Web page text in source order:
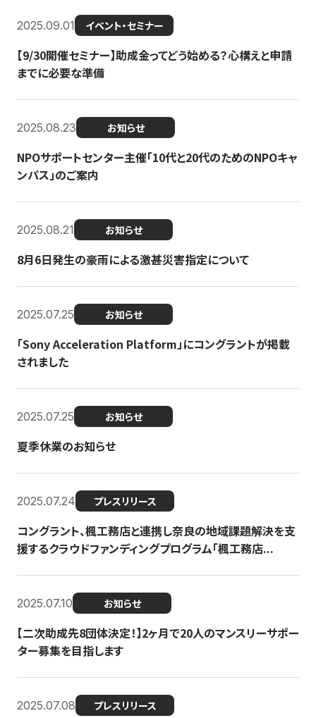
2025.09.01 イベント・セミナー
【9/30開催セミナー】助成金ってどう始める？心構えと申請
までに必要な準備
2025.08.23 お知らせ
NPOサポートセンター主催「10代と20代のためのNPOキャ
ンパス」のご案内
2025.08.21 お知らせ
8月6日発生の豪雨による激甚災害指定について
2025.07.25 お知らせ
「Sony Acceleration Platform」にコングラントが掲載
されました
2025.07.25 お知らせ
夏季休業のお知らせ
2025.07.24 プレスリリース
コングラント、楓工務店と連携し奈良の地域課題解決を支
援するクラウドファンディングプログラム「楓工務店...
2025.07.10 お知らせ
【二次助成先8団体決定！】2ヶ月で20人のマンスリーサポー
ター募集を目指します
2025.07.08 プレスリリース